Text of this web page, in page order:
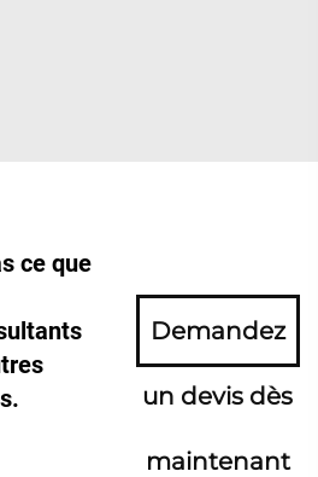
ce que
Demandez
un devis dès
maintenant